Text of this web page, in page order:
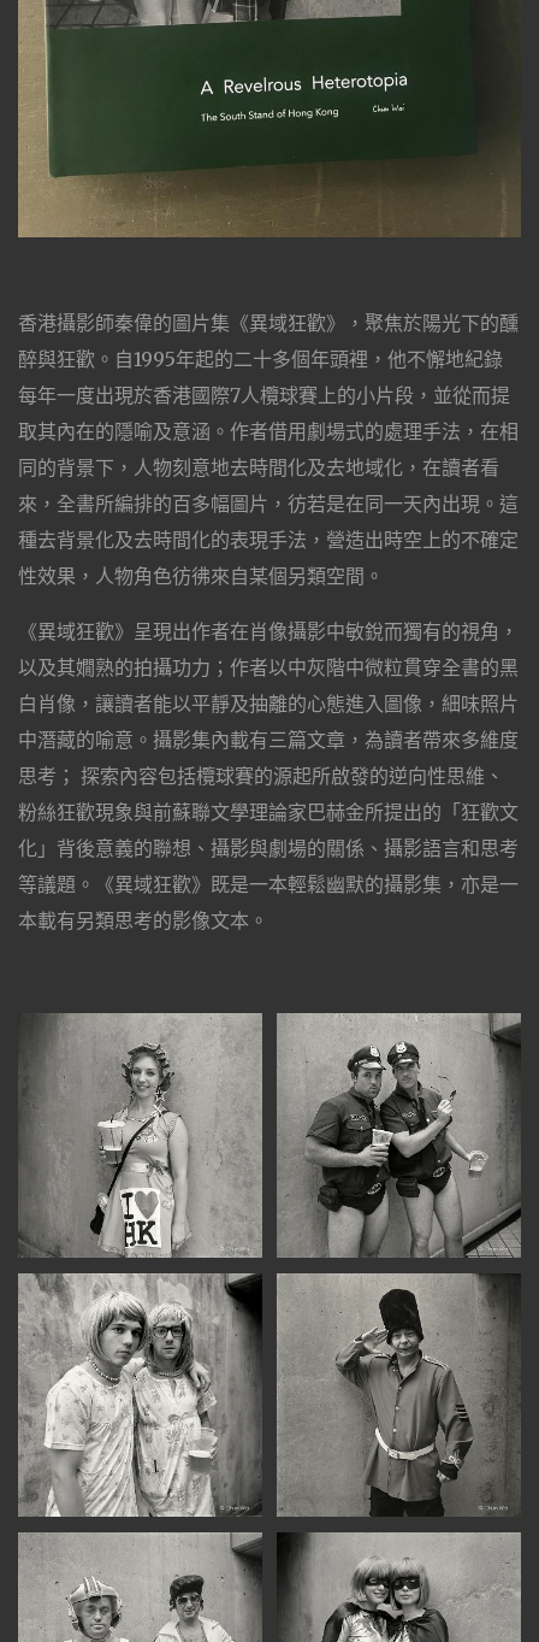
香港攝影師秦偉的圖片集《異域狂歡》，聚焦於陽光下的醺
醉與狂歡。自1995年起的二十多個年頭裡，他不懈地紀錄
每年一度出現於香港國際7人欖球賽上的小片段，並從而提
取其內在的隱喻及意涵。作者借用劇場式的處理手法，在相
同的背景下，人物刻意地去時間化及去地域化，在讀者看
來，全書所編排的百多幅圖片，彷若是在同一天內出現。這
種去背景化及去時間化的表現手法，營造出時空上的不確定
性效果，人物角色彷彿來自某個另類空間。
《異域狂歡》呈現出作者在肖像攝影中敏銳而獨有的視角，
以及其嫺熟的拍攝功力；作者以中灰階中微粒貫穿全書的黑
白肖像，讓讀者能以平靜及抽離的心態進入圖像，細味照片
中潛藏的喻意。攝影集內載有三篇文章，為讀者帶來多維度
思考； 探索內容包括欖球賽的源起所啟發的逆向性思維、
粉絲狂歡現象與前蘇聯文學理論家巴赫金所提出的「狂歡文
化」背後意義的聯想、攝影與劇場的關係、攝影語言和思考
等議題。《異域狂歡》既是一本輕鬆幽默的攝影集，亦是一
本載有另類思考的影像文本。